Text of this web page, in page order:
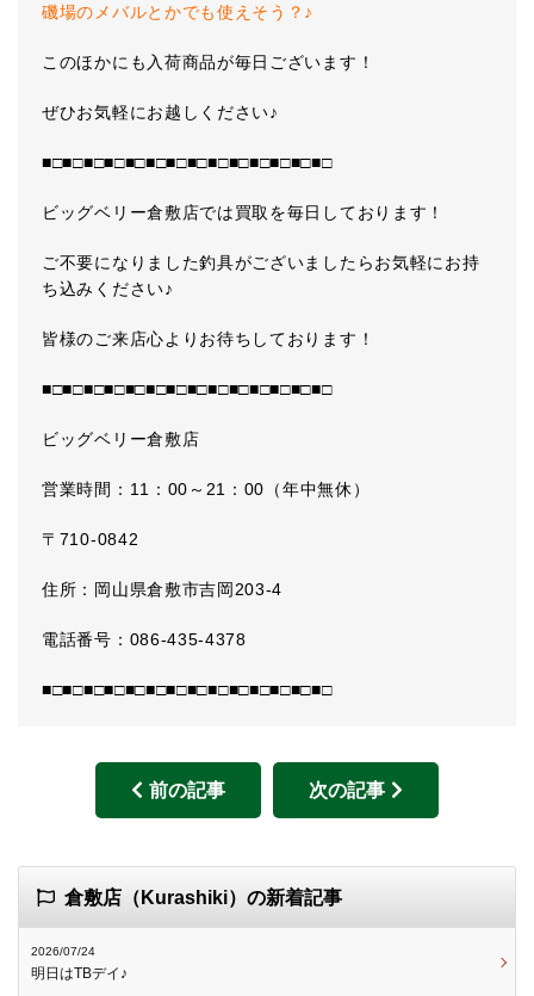
磯場のメバルとかでも使えそう？♪
このほかにも入荷商品が毎日ございます！
ぜひお気軽にお越しください♪
■□■□■□■□■□■□■□■□■□■□■□■□■□■□
ビッグベリー倉敷店では買取を毎日しております！
ご不要になりました釣具がございましたらお気軽にお持
ち込みください♪
皆様のご来店心よりお待ちしております！
■□■□■□■□■□■□■□■□■□■□■□■□■□■□
ビッグベリー倉敷店
営業時間：11：00～21：00（年中無休）
〒710-0842
住所：岡山県倉敷市吉岡203-4
電話番号：086-435-4378
■□■□■□■□■□■□■□■□■□■□■□■□■□■□
前の記事 次の記事
倉敷店（Kurashiki）の新着記事
2026/07/24
明日はTBデイ♪